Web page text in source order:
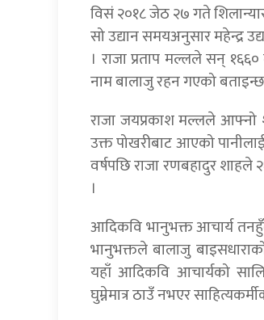
विसं २०१८ जेठ २७ गते
सो उद्यान समयअनुसार महेन्द्र
। राजा प्रताप मल्लले सन्
नाम बालाजु रहन गएको
राजा जयप्रकाश मल्लले आफ्नो
उक्त पोखरीबाट आएको
वर्षपछि राजा रणबहादुर शाहले
।
आदिकवि भानुभक्त आचार्य
भानुभक्तले बालाजु
यहाँ आदिकवि आचार्यको
घुम्नेमात्र ठाउँ नभएर